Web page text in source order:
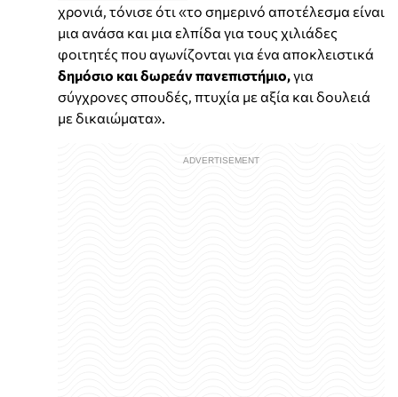
χρονιά, τόνισε ότι «το σημερινό αποτέλεσμα είναι
μια ανάσα και μια ελπίδα για τους χιλιάδες
φοιτητές που αγωνίζονται για ένα αποκλειστικά
δημόσιο και δωρεάν πανεπιστήμιο,για
σύγχρονες σπουδές, πτυχία με αξία και δουλειά
με δικαιώματα».